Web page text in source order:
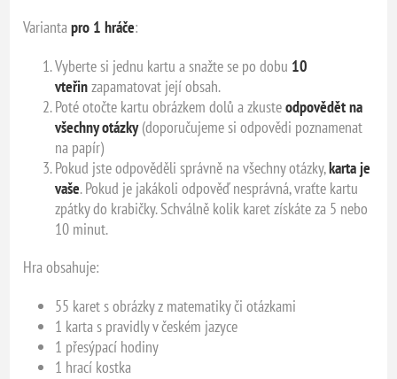
Variantapro 1 hráče:
Vyberte si jednu kartu a snažte se po dobu 10
vteřinzapamatovat její obsah.
Poté otočte kartu obrázkem dolů a zkusteodpovědět na
všechny otázky(doporučujeme si odpovědi poznamenat
na papír)
Pokud jste odpověděli správně na všechny otázky,karta je
vaše. Pokud je jakákoli odpověď nesprávná, vraťte kartu
zpátky do krabičky. Schválně kolik karet získáte za 5 nebo
10 minut.
Hra obsahuje:
55 karet s obrázky z matematiky či otázkami
1 karta s pravidly v českém jazyce
1 přesýpací hodiny
1 hrací kostka